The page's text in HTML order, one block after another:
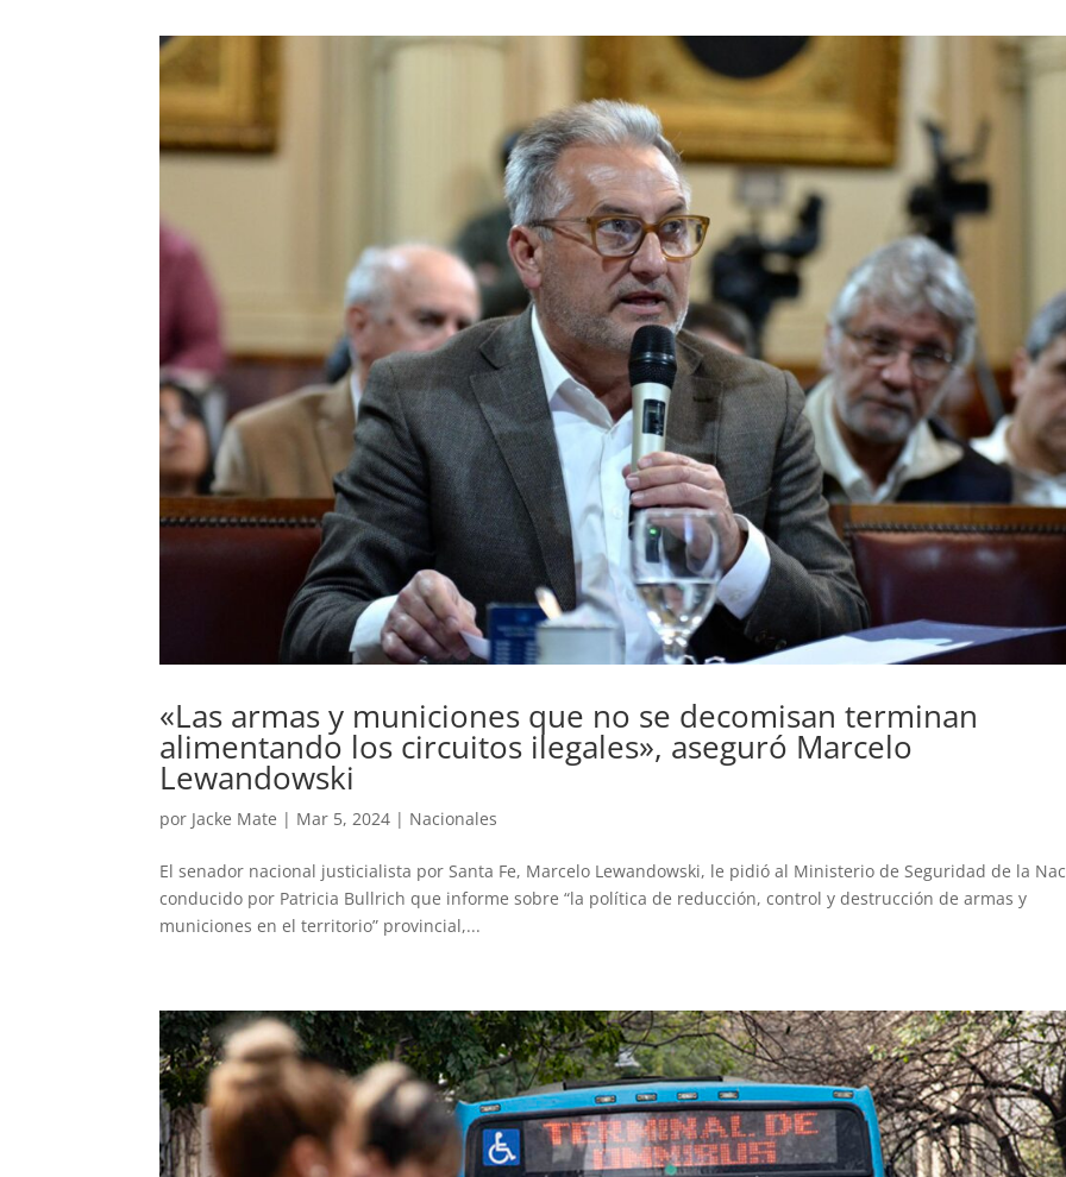
«Las armas y municiones que no se decomisan terminan
alimentando los circuitos ilegales», aseguró Marcelo
Lewandowski
por Jacke Mate | Mar 5, 2024 | Nacionales
El senador nacional justicialista por Santa Fe, Marcelo Lewandowski, le pidió al Ministerio de Seguridad de la
conducido por Patricia Bullrich que informe sobre “la política de reducción, control y destrucción de armas y
municiones en el territorio” provincial,...